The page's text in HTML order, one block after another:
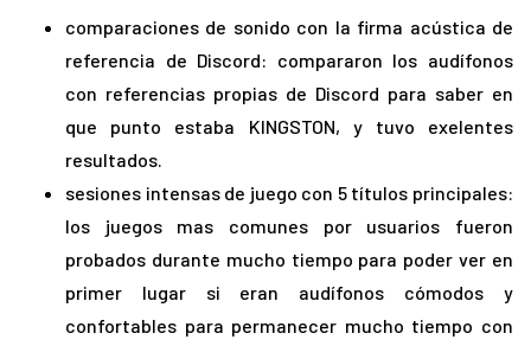
comparaciones de sonido con la firma acústica de
referencia de Discord: compararon los audífonos
con referencias propias de Discord para saber en
que punto estaba KINGSTON, y tuvo exelentes
resultados.
sesiones intensas de juego con 5 títulos principales:
los juegos mas comunes por usuarios fueron
probados durante mucho tiempo para poder ver en
primer lugar si eran audífonos cómodos y
confortables para permanecer mucho tiempo con